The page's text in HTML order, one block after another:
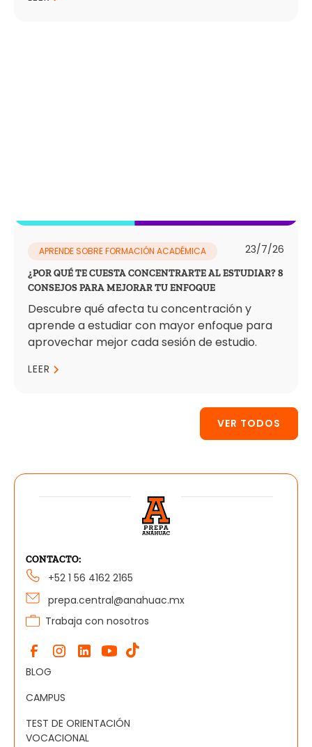
APRENDE SOBRE FORMACIÓN ACADÉMICA 23/7/26
¿POR QUÉ TE CUESTA CONCENTRARTE AL ESTUDIAR? 8
CONSEJOS PARA MEJORAR TU ENFOQUE
Descubre qué afecta tu concentración y
aprende a estudiar con mayor enfoque para
aprovechar mejor cada sesión de estudio.
LEER
VER TODOS
CONTACTO:
+52 1 56 4162 2165
prepa.central@anahuac.mx
Trabaja con nosotros
BLOG
CAMPUS
TEST DE ORIENTACIÓN
VOCACIONAL